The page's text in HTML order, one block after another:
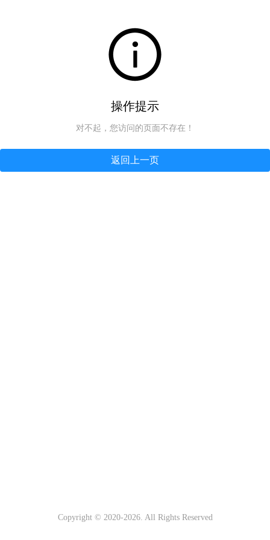
操作提示
对不起，您访问的页面不存在！
返回上一页
Copyright © 2020-2026. All Rights Reserved